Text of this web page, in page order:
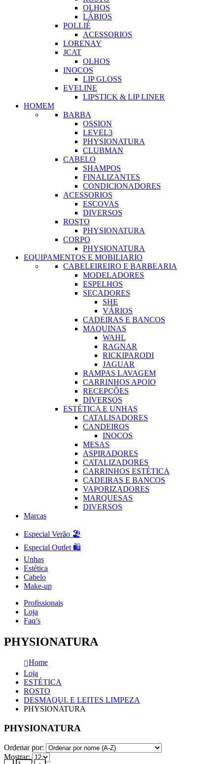
OLHOS
LÁBIOS
POLLIÉ
ACESSORIOS
LORENAY
JCAT
OLHOS
INOCOS
LIP GLOSS
EVELINE
LIPSTICK & LIP LINER
HOMEM
BARBA
OSSION
LEVEL3
PHYSIONATURA
CLUBMAN
CABELO
SHAMPOS
FINALIZANTES
CONDICIONADORES
ACESSORIOS
ESCOVAS
DIVERSOS
ROSTO
PHYSIONATURA
CORPO
PHYSIONATURA
EQUIPAMENTOS E MOBILIARIO
CABELEIREIRO E BARBEARIA
MODELADORES
ESPELHOS
SECADORES
SHE
VÁRIOS
CADEIRAS E BANCOS
MAQUINAS
WAHL
RAGNAR
RICKIPARODI
JAGUAR
RAMPAS LAVAGEM
CARRINHOS APOIO
RECEPÇÕES
DIVERSOS
ESTÉTICA E UNHAS
CATALISADORES
CANDEIROS
INOCOS
MESAS
ASPIRADORES
CATALIZADORES
CARRINHOS ESTÉTICA
CADEIRAS E BANCOS
VAPORIZADORES
MARQUESAS
DIVERSOS
Marcas
Especial Verão 🏖️
Especial Outlet 🛍️
Unhas
Estética
Cabelo
Make-up
Profissionais
Loja
Faq’s
PHYSIONATURA
Home
Loja
ESTÉTICA
ROSTO
DESMAQUI. E LEITES LIMPEZA
PHYSIONATURA
PHYSIONATURA
Ordenar por:
Mostrar: